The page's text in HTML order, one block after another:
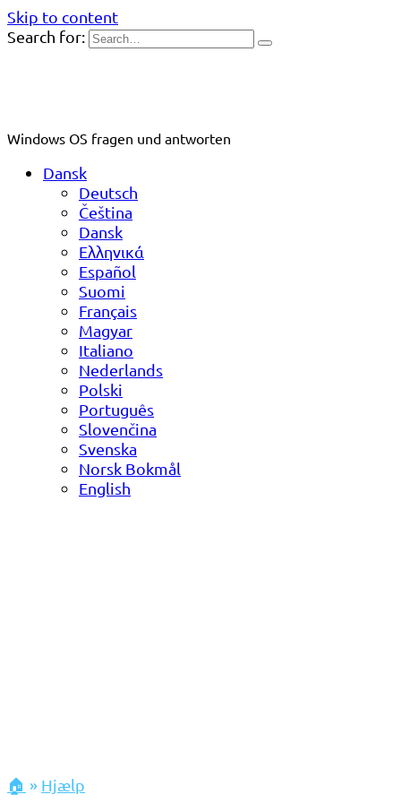
Skip to content
Search for:
Windows OS fragen und antworten
Dansk
Deutsch
Čeština
Dansk
Ελληνικά
Español
Suomi
Français
Magyar
Italiano
Nederlands
Polski
Português
Slovenčina
Svenska
Norsk Bokmål
English
🏠 » Hjælp